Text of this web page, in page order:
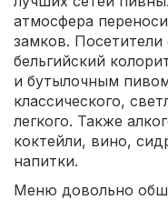
атмосфера
замков.
бельгийский
и бутылочным
классического,
легкого. Также
коктейли, вино,
напитки.
Меню довольно